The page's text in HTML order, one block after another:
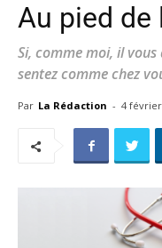
Au pied de
Si, comme moi, il
sentez comme chez
Par La Rédaction - 4 février